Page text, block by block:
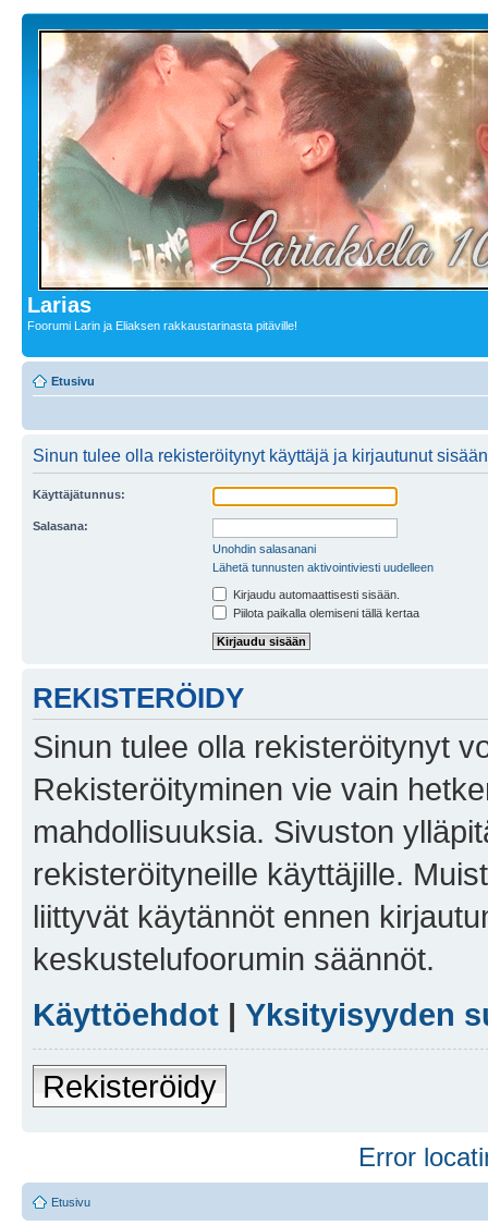
Larias
Foorumi Larin ja Eliaksen rakkaustarinasta pitäville!
Etusivu
Sinun tulee olla rekisteröitynyt käyttäjä ja kirjautunut
Käyttäjätunnus:
Salasana:
Unohdin salasanani
Lähetä tunnusten aktivointiviesti uudelleen
Kirjaudu automaattisesti sisään.
Piilota paikalla olemiseni tällä kertaa
REKISTERÖIDY
Sinun tulee olla rekisteröitynyt
Rekisteröityminen vie vain
mahdollisuuksia. Sivuston
rekisteröityneille käyttäjille.
liittyvät käytännöt ennen
keskustelufoorumin säännöt.
Käyttöehdot | Yksityisyyden
Rekisteröidy
Error
Etusivu